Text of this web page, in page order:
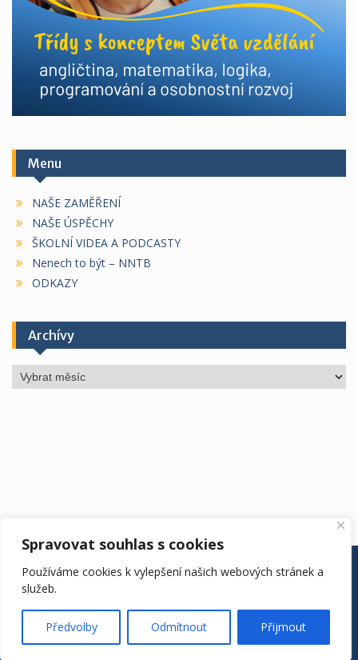
Spravovat souhlas s cookies
Používáme cookies k vylepšení našich webových stránek a
služeb.
Předvolby Odmítnout Přijmout
Menu
NAŠE ZAMĚŘENÍ
NAŠE ÚSPĚCHY
ŠKOLNÍ VIDEA A PODCASTY
Nenech to být – NNTB
ODKAZY
Archívy
Archívy
ÚŘEDNÍ DESKA ŠKOLA ŠKOLNÍ ROK
DRUŽINA
KONTAKTY
EDOOKIT
Proudly powered by WordPress | Education Hub byWEN
Themes